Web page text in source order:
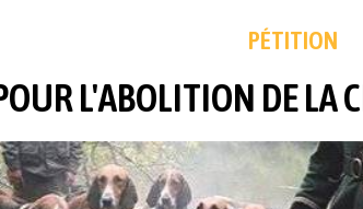
PÉTITION
L'ABOLITION DE LA